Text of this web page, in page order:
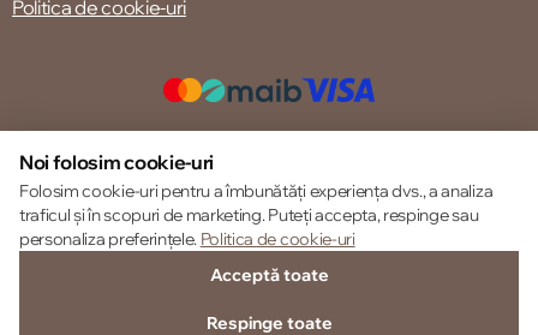
Politica de cookie-uri
© 2013 – 2026 ECOM
Noi folosim cookie-uri
Folosim cookie-uri pentru a îmbunătăți experiența dvs., a analiza
traficul și în scopuri de marketing. Puteți accepta, respinge sau
personaliza preferințele. Politica de cookie-uri
Acceptă toate
Respinge toate